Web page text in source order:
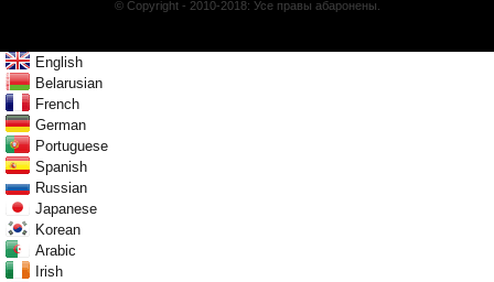
© Copyright - 2010-2018: Усе правы абаронены.
English
Belarusian
French
German
Portuguese
Spanish
Russian
Japanese
Korean
Arabic
Irish